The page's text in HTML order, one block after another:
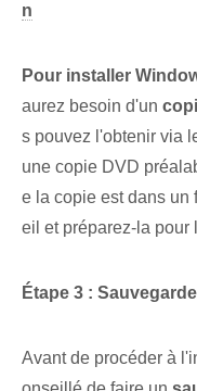
n
Pour installer
aurez besoin d'un
s pouvez l'obtenir via
une copie DVD
e la copie est dans un
eil et préparez-la pour
Étape 3 :
Avant de procéder à